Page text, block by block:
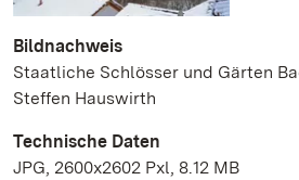
Bildnachweis
Staatliche Schlösser und Gärten
Steffen Hauswirth
Technische Daten
JPG, 2600x2602 Pxl, 8.12 MB